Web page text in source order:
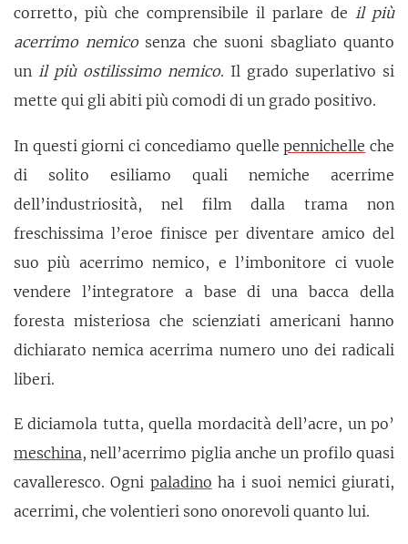
corretto, più che comprensibile il parlare de il più
acerrimo nemicosenza che suoni sbagliato quanto
un il più ostilissimo nemico. Il grado superlativo si
mette qui gli abiti più comodi di un grado positivo.
In questi giorni ci concediamo quellepennichelle che
di solito esiliamo quali nemiche acerrime
dell’industriosità, nel film dalla trama non
freschissima l’eroe finisce per diventare amico del
suo più acerrimo nemico, e l’imbonitore ci vuole
vendere l’integratore a base di una bacca della
foresta misteriosa che scienziati americani hanno
dichiarato nemica acerrima numero uno dei radicali
liberi.
E diciamola tutta, quella mordacità dell’acre, un po’
meschina, nell’acerrimo piglia anche un profilo quasi
cavalleresco. Ogni paladino ha i suoi nemici giurati,
acerrimi, che volentieri sono onorevoli quanto lui.